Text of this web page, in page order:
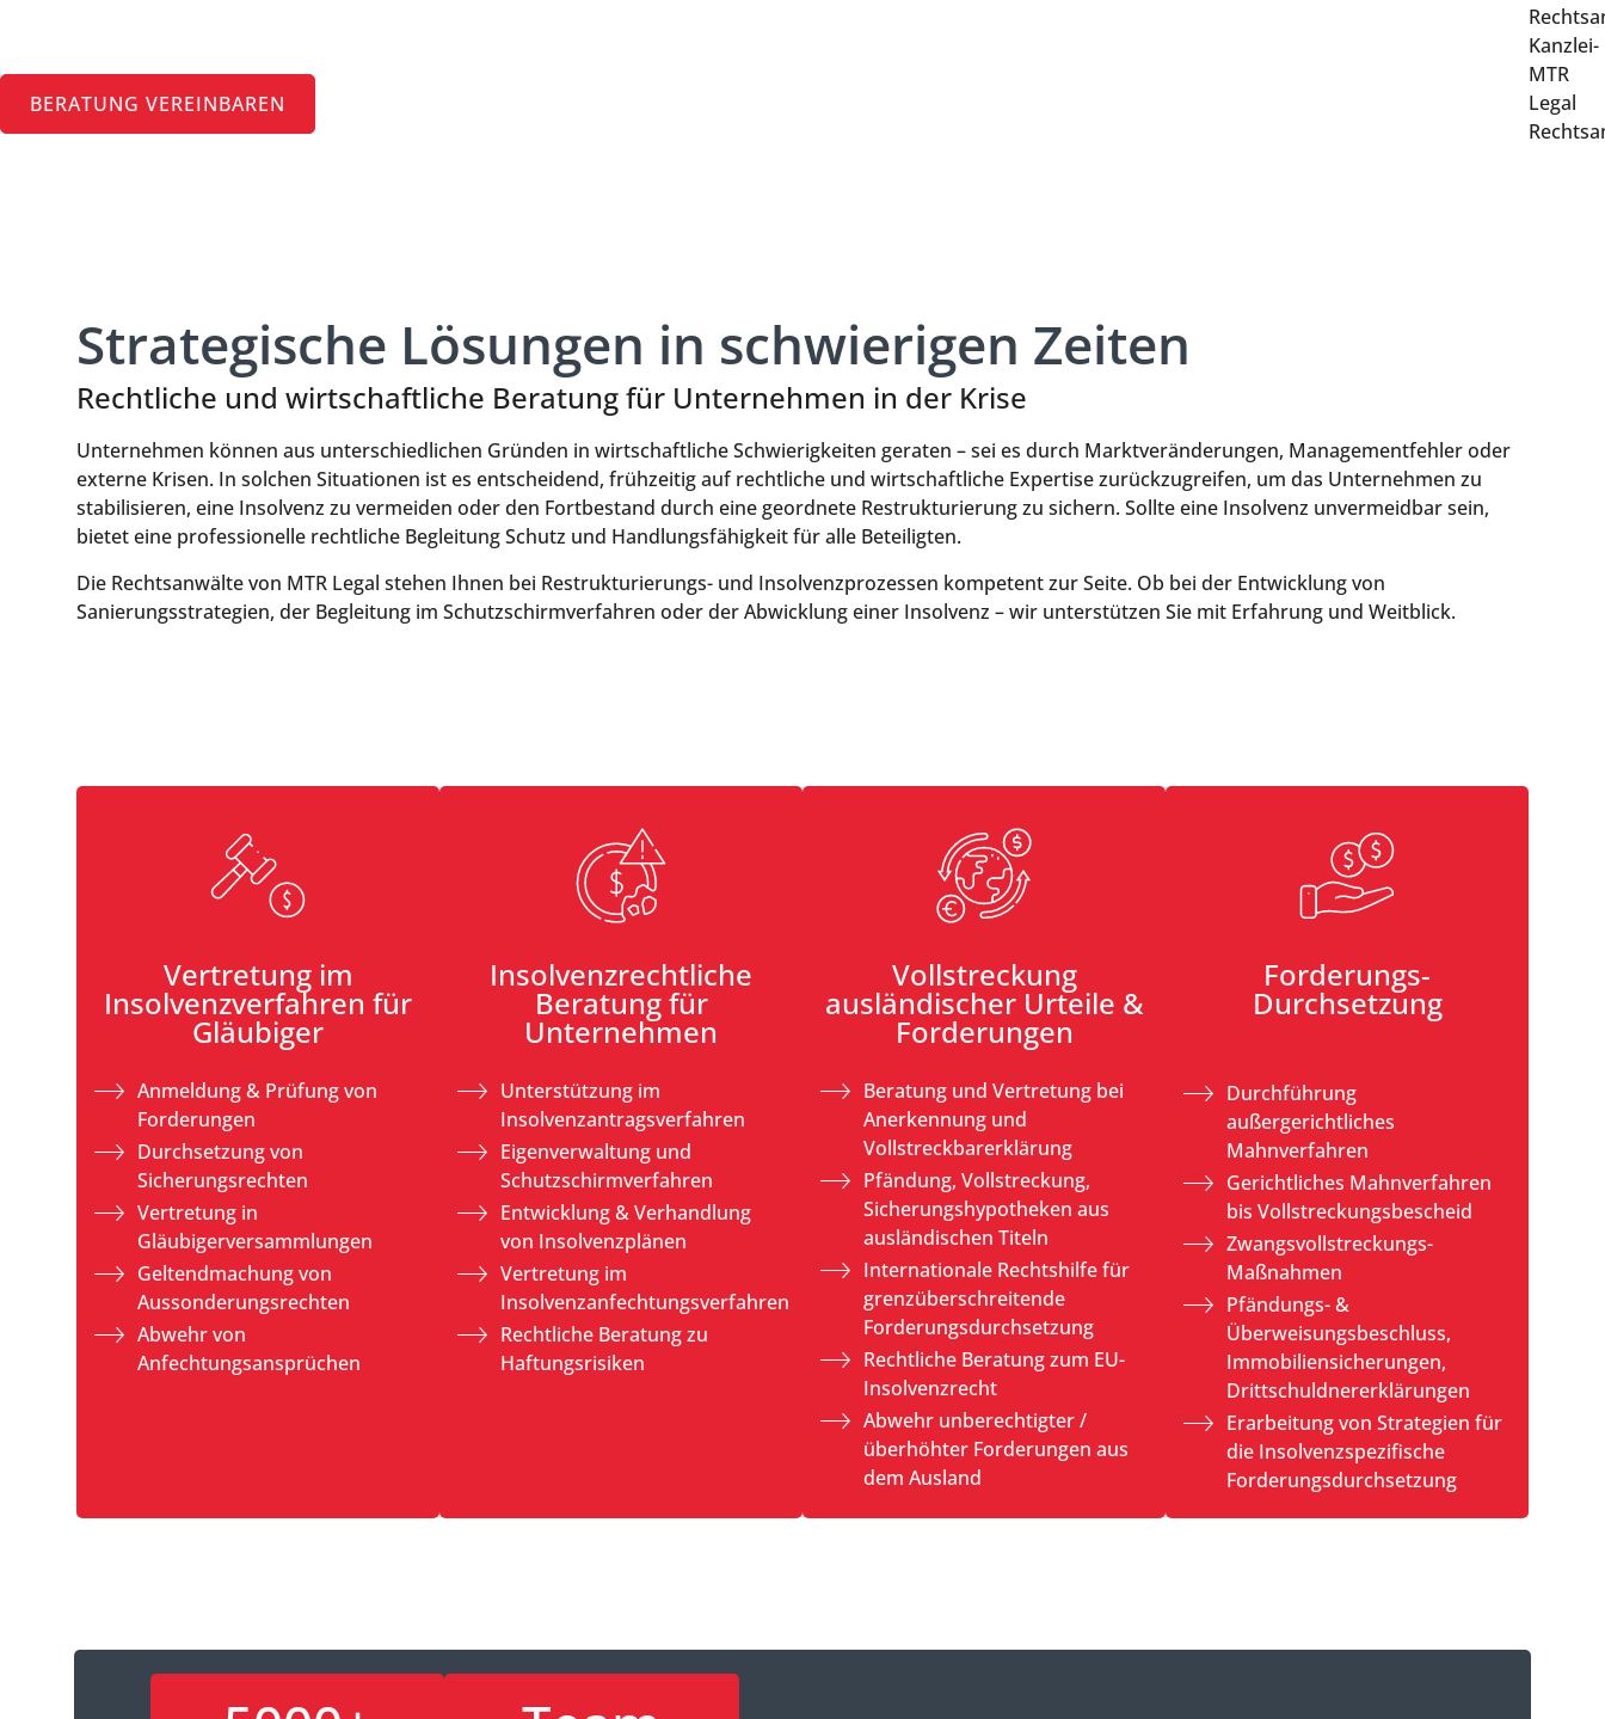
BERATUNG VEREINBAREN
Strategische Lösungen in schwierigen Zeiten
Rechtliche und wirtschaftliche Beratung für Unternehmen in der Krise
Unternehmen können aus unterschiedlichen Gründen in wirtschaftliche Schwierigkeiten geraten – sei es durch Marktveränderungen, Managementfehler oder
externe Krisen. In solchen Situationen ist es entscheidend, frühzeitig auf rechtliche und wirtschaftliche Expertise zurückzugreifen, um das Unternehmen zu
stabilisieren, eine Insolvenz zu vermeiden oder den Fortbestand durch eine geordnete Restrukturierung zu sichern. Sollte eine Insolvenz unvermeidbar sein,
bietet eine professionelle rechtliche Begleitung Schutz und Handlungsfähigkeit für alle Beteiligten.
Die Rechtsanwälte von MTR Legal stehen Ihnen bei Restrukturierungs- und Insolvenzprozessen kompetent zur Seite. Ob bei der Entwicklung von
Sanierungsstrategien, der Begleitung im Schutzschirmverfahren oder der Abwicklung einer Insolvenz – wir unterstützen Sie mit Erfahrung und Weitblick.
Vertretung im
Insolvenzverfahren für
Gläubiger
Anmeldung & Prüfung von
Forderungen
Durchsetzung von
Sicherungsrechten
Vertretung in
Gläubigerversammlungen
Geltendmachung von
Aussonderungsrechten
Abwehr von
Anfechtungsansprüchen
Insolvenzrechtliche
Beratung für
Unternehmen
Unterstützung im
Insolvenzantragsverfahren
Eigenverwaltung und
Schutzschirmverfahren
Entwicklung & Verhandlung
von Insolvenzplänen
Vertretung im
Insolvenzanfechtungsverfahren
Rechtliche Beratung zu
Haftungsrisiken
Vollstreckung
ausländischer Urteile &
Forderungen
Beratung und Vertretung bei
Anerkennung und
Vollstreckbarerklärung
Pfändung, Vollstreckung,
Sicherungshypotheken aus
ausländischen Titeln
Internationale Rechtshilfe für
grenzüberschreitende
Forderungsdurchsetzung
Rechtliche Beratung zum EU-
Insolvenzrecht
Abwehr unberechtigter /
überhöhter Forderungen aus
dem Ausland
Forderungs-
Durchsetzung
Durchführung
außergerichtliches
Mahnverfahren
Gerichtliches Mahnverfahren
bis Vollstreckungsbescheid
Zwangsvollstreckungs-
Maßnahmen
Pfändungs- &
Überweisungsbeschluss,
Immobiliensicherungen,
Drittschuldnererklärungen
Erarbeitung von Strategien für
die Insolvenzspezifische
Forderungsdurchsetzung